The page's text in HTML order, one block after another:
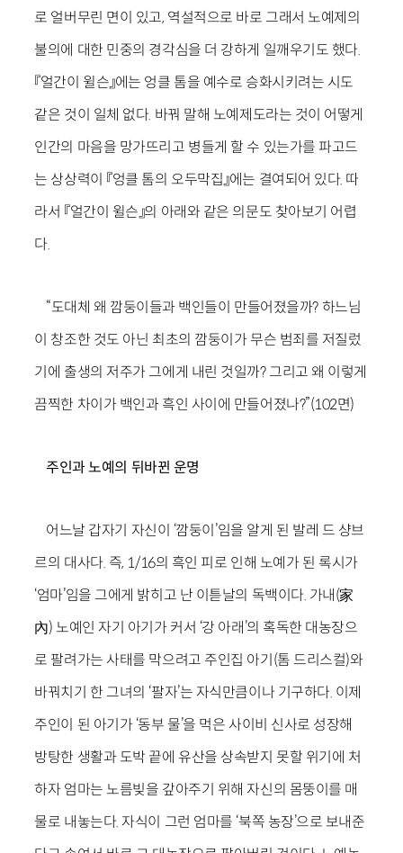
로 얼버무린 면이 있고, 역설적으로 바로 그래서 노예제의
불의에 대한 민중의 경각심을 더 강하게 일깨우기도 했다.
『얼간이 윌슨』에는 엉클 톰을 예수로 승화시키려는 시도
같은 것이 일체 없다. 바꿔 말해 노예제도라는 것이 어떻게
인간의 마음을 망가뜨리고 병들게 할 수 있는가를 파고드
는 상상력이 『엉클 톰의 오두막집』에는 결여되어 있다. 따
라서 『얼간이 윌슨』의 아래와 같은 의문도 찾아보기 어렵
다.
“도대체 왜 깜둥이들과 백인들이 만들어졌을까? 하느님
이 창조한 것도 아닌 최초의 깜둥이가 무슨 범죄를 저질렀
기에 출생의 저주가 그에게 내린 것일까? 그리고 왜 이렇게
끔찍한 차이가 백인과 흑인 사이에 만들어졌나?”(102면)
주인과 노예의 뒤바뀐 운명
어느날 갑자기 자신이 ‘깜둥이’임을 알게 된 발레 드 샹브
르의 대사다. 즉, 1/16의 흑인 피로 인해 노예가 된 록시가
‘엄마’임을 그에게 밝히고 난 이튿날의 독백이다. 가내(家
內) 노예인 자기 아기가 커서 ‘강 아래’의 혹독한 대농장으
로 팔려가는 사태를 막으려고 주인집 아기(톰 드리스컬)와
바꿔치기 한 그녀의 ‘팔자’는 자식만큼이나 기구하다. 이제
주인이 된 아기가 ‘동부 물’을 먹은 사이비 신사로 성장해
방탕한 생활과 도박 끝에 유산을 상속받지 못할 위기에 처
하자 엄마는 노름빚을 갚아주기 위해 자신의 몸뚱이를 매
물로 내놓는다. 자식이 그런 엄마를 ‘북쪽 농장’으로 보내준